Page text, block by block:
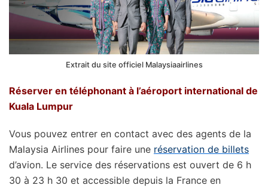
Extrait du site officiel Malaysiaairlines
Réserver en téléphonant à l’aéroport international de
Kuala Lumpur
Vous pouvez entrer en contact avec des agents de la
Malaysia Airlines pour faire une réservation de billets
d’avion. Le service des réservations est ouvert de 6 h
30 à 23 h 30 et accessible depuis la France en